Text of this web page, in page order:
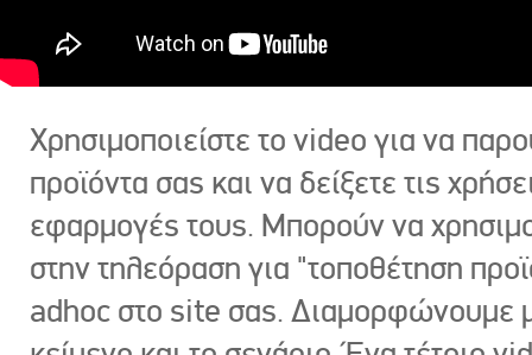
Χρησιμοποιείστε το video για να
προϊόντα σας και να δείξετε τις
εφαρμογές τους. Μπορούν να
στην τηλεόραση για "τοποθέτηση
adhoc στο site σας. Διαμορφώνουμε